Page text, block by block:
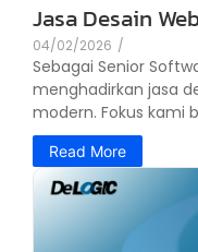
Jasa Desain
04/02/2026 /
Sebagai Senior
menghadirkan jasa
modern. Fokus kami
Read More